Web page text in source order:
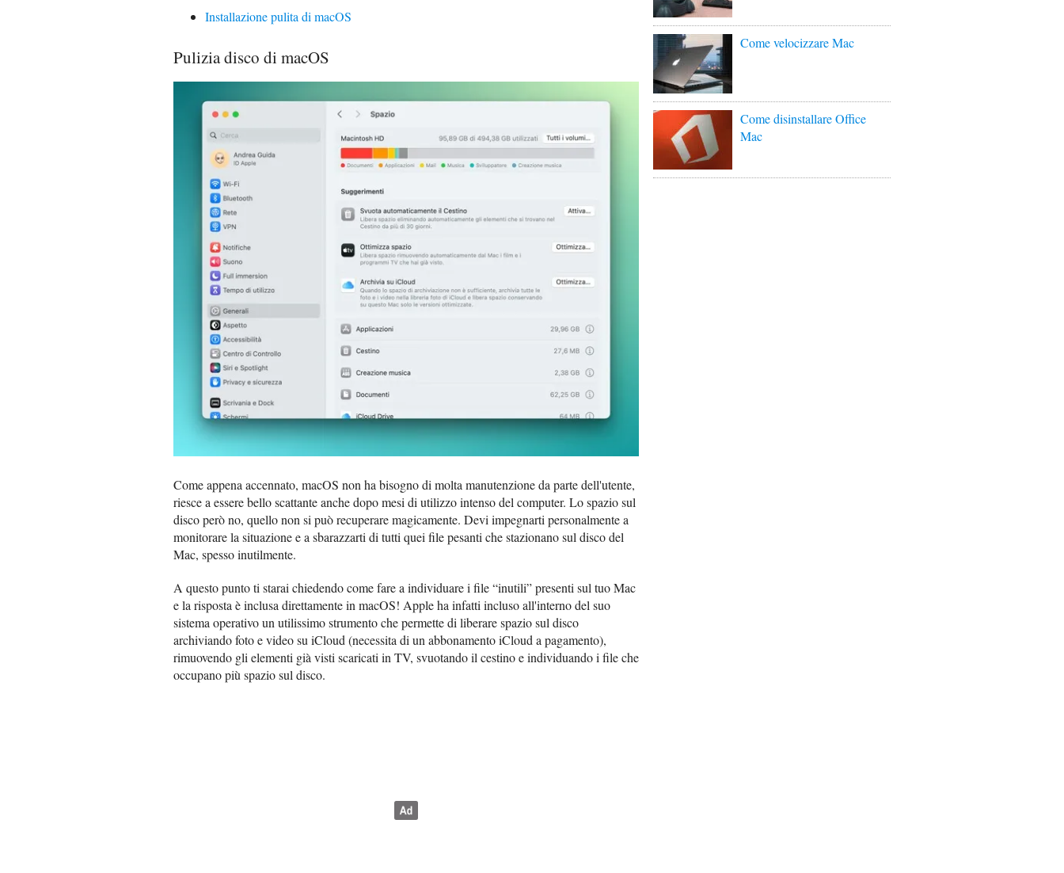
Installazione pulita di macOS
Pulizia disco di macOS
Come appena accennato, macOS non ha bisogno di molta manutenzione da parte dell'utente,
riesce a essere bello scattante anche dopo mesi di utilizzo intenso del computer. Lo spazio sul
disco però no, quello non si può recuperare magicamente. Devi impegnarti personalmente a
monitorare la situazione e a sbarazzarti di tutti quei file pesanti che stazionano sul disco del
Mac, spesso inutilmente.
A questo punto ti starai chiedendo come fare a individuare i file “inutili” presenti sul tuo Mac
e la risposta è inclusa direttamente in macOS! Apple ha infatti incluso all'interno del suo
sistema operativo un utilissimo strumento che permette di liberare spazio sul disco
archiviando foto e video su iCloud (necessita di un abbonamento iCloud a pagamento),
rimuovendo gli elementi già visti scaricati in TV, svuotando il cestino e individuando i file che
occupano più spazio sul disco.
Come velocizzare Mac
Come disinstallare Office
Mac